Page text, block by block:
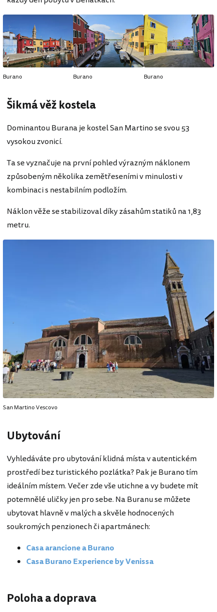
Burano Burano Burano
Šikmá věž kostela
Dominantou Burana je kostel San Martino se svou 53
vysokou zvonicí.
Ta se vyznačuje na první pohled výrazným náklonem
způsobeným několika zemětřeseními v minulosti v
kombinaci s nestabilním podložím.
Náklon věže se stabilizoval díky zásahům statiků na 1,83
metru.
San Martino Vescovo
Ubytování
Vyhledáváte pro ubytování klidná místa v autentickém
prostředí bez turistického pozlátka? Pak je Burano tím
ideálním místem. Večer zde vše utichne a vy budete mít
potemnělé uličky jen pro sebe. Na Buranu se můžete
ubytovat hlavně v malých a skvěle hodnocených
soukromých penzionech či apartmánech:
Casa arancione a Burano
Casa Burano Experience by Venissa
Poloha a doprava